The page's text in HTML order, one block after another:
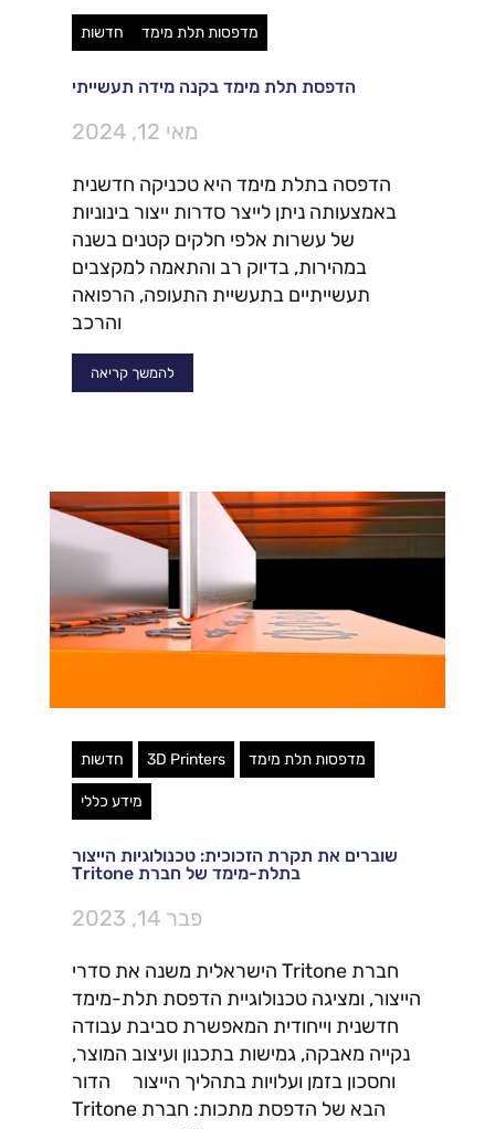
מדפסות תלת מימד חדשות
הדפסת תלת מימד בקנה מידה תעשייתי
מאי 12, 2024
הדפסה בתלת מימד היא טכניקה חדשנית
באמצעותה ניתן לייצר סדרות ייצור בינוניות
של עשרות אלפי חלקים קטנים בשנה
במהירות, בדיוק רב והתאמה למקצבים
תעשייתיים בתעשיית התעופה, הרפואה
והרכב
להמשך קריאה
מדפסות תלת מימד 3D Printers חדשות
מידע כללי
שוברים את תקרת הזכוכית: טכנולוגיות הייצור
בתלת-מימד של חברת Tritone
פבר 14, 2023
חברת Tritone הישראלית משנה את סדרי
הייצור, ומציגה טכנולוגיית הדפסת תלת-מימד
חדשנית וייחודית המאפשרת סביבת עבודה
נקייה מאבקה, גמישות בתכנון ועיצוב המוצר,
וחסכון בזמן ועלויות בתהליך הייצור הדור
הבא של הדפסת מתכות: חברת Tritone